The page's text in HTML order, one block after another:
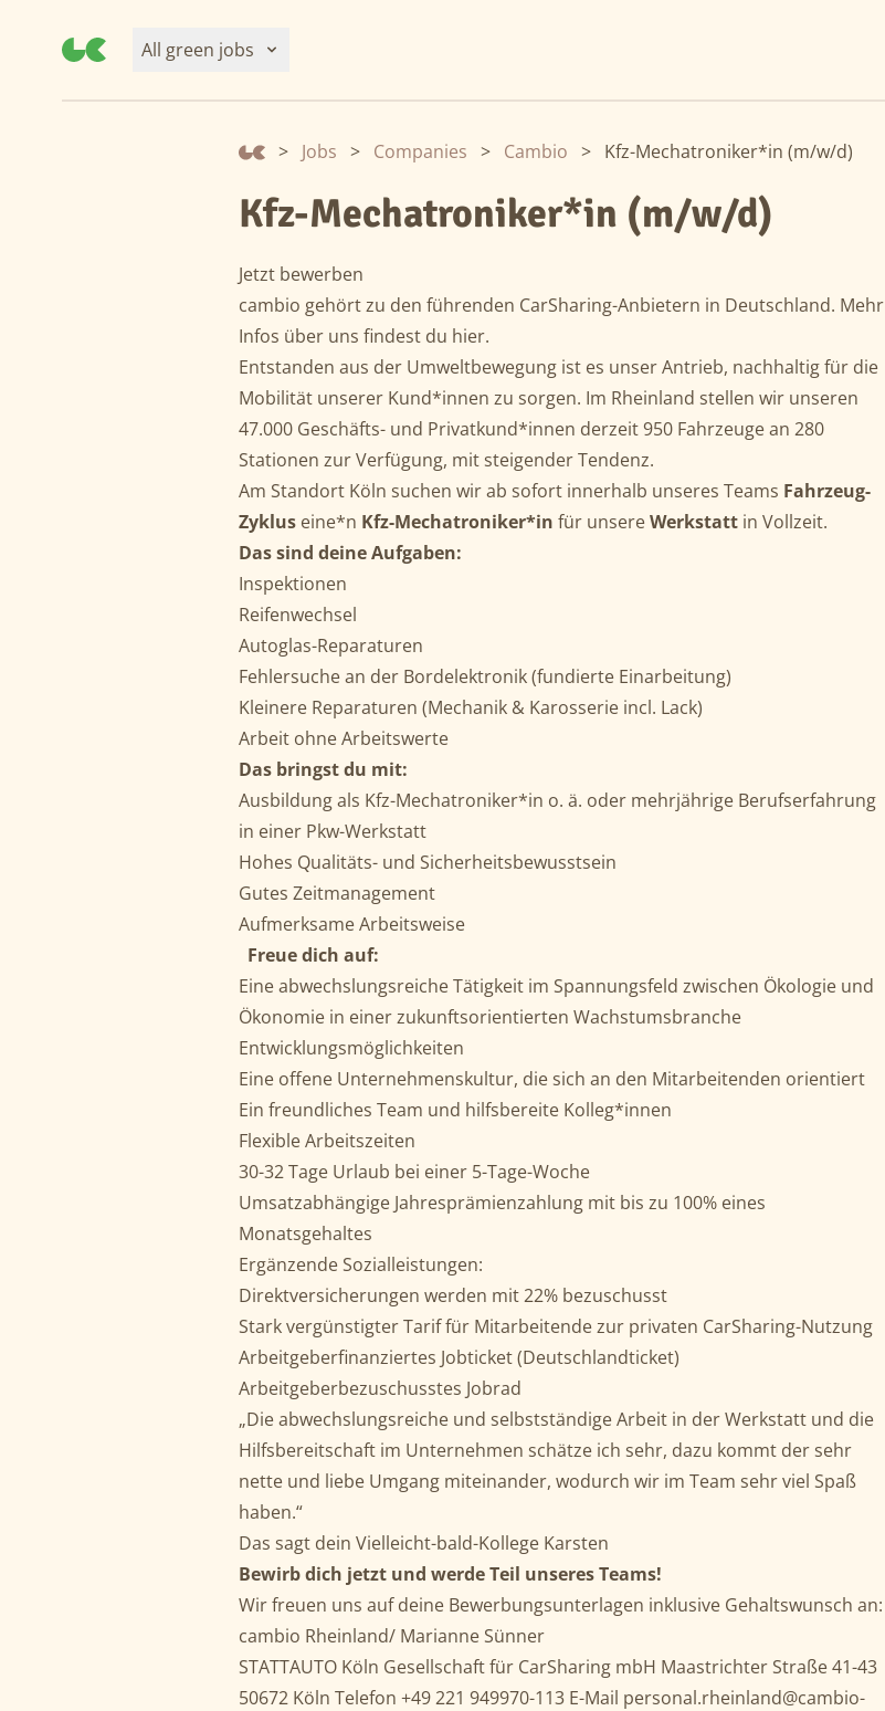
All green jobs
> Jobs > Companies > Cambio > Kfz-Mechatroniker*in (m/w/d)
Kfz-Mechatroniker*in (m/w/d)
Jetzt bewerben
cambio gehört zu den führenden CarSharing-Anbietern in Deutschland. Mehr
Infos über uns findest du hier.
Entstanden aus der Umweltbewegung ist es unser Antrieb, nachhaltig für die
Mobilität unserer Kund*innen zu sorgen. Im Rheinland stellen wir unseren
47.000 Geschäfts- und Privatkund*innen derzeit 950 Fahrzeuge an 280
Stationen zur Verfügung, mit steigender Tendenz.
Am Standort Köln suchen wir ab sofort innerhalb unseres Teams Fahrzeug-
Zyklus eine*n Kfz-Mechatroniker*in für unsereWerkstatt in Vollzeit.
Das sind deine Aufgaben:
Inspektionen
Reifenwechsel
Autoglas-Reparaturen
Fehlersuche an der Bordelektronik (fundierte Einarbeitung)
Kleinere Reparaturen (Mechanik & Karosserie incl. Lack)
Arbeit ohne Arbeitswerte
Das bringst du mit:
Ausbildung als Kfz-Mechatroniker*in o. ä. oder mehrjährige Berufserfahrung
in einer Pkw-Werkstatt
Hohes Qualitäts- und Sicherheitsbewusstsein
Gutes Zeitmanagement
Aufmerksame Arbeitsweise
Freue dich auf:
Eine abwechslungsreiche Tätigkeit im Spannungsfeld zwischen Ökologie und
Ökonomie in einer zukunftsorientierten Wachstumsbranche
Entwicklungsmöglichkeiten
Eine offene Unternehmenskultur, die sich an den Mitarbeitenden orientiert
Ein freundliches Team und hilfsbereite Kolleg*innen
Flexible Arbeitszeiten
30-32 Tage Urlaub bei einer 5-Tage-Woche
Umsatzabhängige Jahresprämienzahlung mit bis zu 100% eines
Monatsgehaltes
Ergänzende Sozialleistungen:
Direktversicherungen werden mit 22% bezuschusst
Stark vergünstigter Tarif für Mitarbeitende zur privaten CarSharing-Nutzung
Arbeitgeberfinanziertes Jobticket (Deutschlandticket)
Arbeitgeberbezuschusstes Jobrad
„Die abwechslungsreiche und selbstständige Arbeit in der Werkstatt und die
Hilfsbereitschaft im Unternehmen schätze ich sehr, dazu kommt der sehr
nette und liebe Umgang miteinander, wodurch wir im Team sehr viel Spaß
haben.“
Das sagt dein Vielleicht-bald-Kollege Karsten
Bewirb dich jetzt und werde Teil unseres Teams!
Wir freuen uns auf deine Bewerbungsunterlagen inklusive Gehaltswunsch an:
cambio Rheinland/ Marianne Sünner
STATTAUTO Köln Gesellschaft für CarSharing mbH Maastrichter Straße 41-43
50672 Köln Telefon +49 221 949970-113 E-Mail personal.rheinland@cambio-